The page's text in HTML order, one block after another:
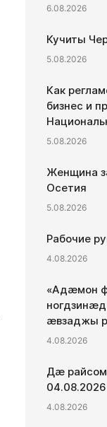
6.08.2026
Кучиты
5.08.2026
Как
бизнес и
5.08.2026
Женщина
Осетия
5.08.2026
Рабочие
4.08.2026
«Адæмон
æвзаджы
4.08.2026
Дæ райсом
04.08.2026
4.08.2026